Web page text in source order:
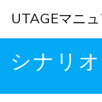
Skip
シナリ
UTAGEマニ